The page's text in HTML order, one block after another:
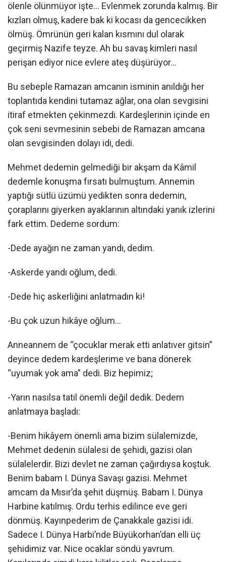
ölenle ölünmüyor işte... Evlenmek zorunda kalmış. Bir
kızları olmuş, kadere bak ki kocası da gencecikken
ölmüş. Ömrünün geri kalan kısmını dul olarak
geçirmiş Nazife teyze. Ah bu savaş kimleri nasıl
perişan ediyor nice evlere ateş düşürüyor...
Bu sebeple Ramazan amcanın isminin anıldığı her
toplantıda kendini tutamaz ağlar, ona olan sevgisini
itiraf etmekten çekinmezdi. Kardeşlerinin içinde en
çok seni sevmesinin sebebi de Ramazan amcana
olan sevgisinden dolayı idi, dedi.
Mehmet dedemin gelmediği bir akşam da Kâmil
dedemle konuşma fırsatı bulmuştum. Annemin
yaptığı sütlü üzümü yedikten sonra dedemin,
çoraplarını giyerken ayaklarının altındaki yanık izlerini
fark ettim. Dedeme sordum:
-Dede ayağın ne zaman yandı, dedim.
-Askerde yandı oğlum, dedi.
-Dede hiç askerliğini anlatmadın ki!
-Bu çok uzun hikâye oğlum...
Anneannem de “çocuklar merak etti anlatıver gitsin”
deyince dedem kardeşlerime ve bana dönerek
“uyumak yok ama” dedi. Biz hepimiz;
-Yarın nasılsa tatil önemli değil dedik. Dedem
anlatmaya başladı:
-Benim hikâyem önemli ama bizim sülalemizde,
Mehmet dedenin sülalesi de şehidi, gazisi olan
sülalelerdir. Bizi devlet ne zaman çağırdıysa koştuk.
Benim babam I. Dünya Savaşı gazisi. Mehmet
amcam da Mısır’da şehit düşmüş. Babam I. Dünya
Harbine katılmış. Ordu terhis edilince eve geri
dönmüş. Kayınpederim de Çanakkale gazisi idi.
Sadece I. Dünya Harbi’nde Büyükorhan’dan elli üç
şehidimiz var. Nice ocaklar söndü yavrum.